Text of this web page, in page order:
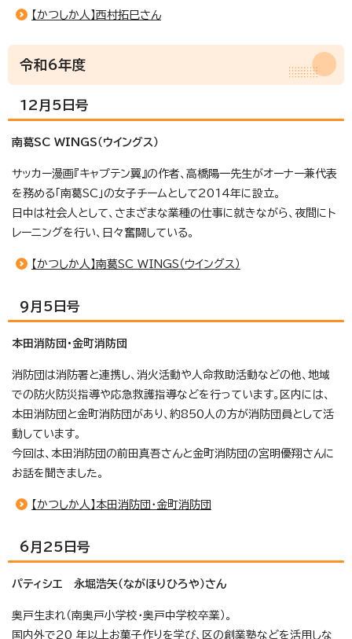
【かつしか人】西村拓巳さん
令和6年度
12月5日号
南葛SC WINGS（ウイングス）
サッカー漫画『キャプテン翼』の作者、高橋陽一先生がオーナー兼代表
を務める「南葛SC」の女子チームとして2014年に設立。
日中は社会人として、さまざまな業種の仕事に就きながら、夜間にト
レーニングを行い、日々奮闘している。
【かつしか人】南葛SC WINGS（ウイングス）
9月5日号
本田消防団・金町消防団
消防団は消防署と連携し、消火活動や人命救助活動などの他、地域
での防火防災指導や応急救護指導などを行っています。区内には、
本田消防団と金町消防団があり、約850人の方が消防団員として活
動しています。
今回は、本田消防団の前田真吾さんと金町消防団の宮明優翔さんに
お話を聞きました。
【かつしか人】本田消防団・金町消防団
6月25日号
パティシエ 永堀浩矢（ながほりひろや）さん
奥戸生まれ（南奥戸小学校・奥戸中学校卒業）。
国内外で20 年以上お菓子作りを学び、区の創業塾などを活用しな